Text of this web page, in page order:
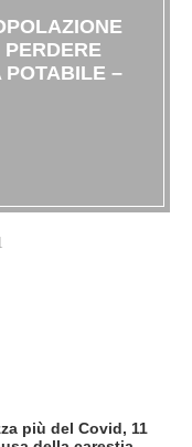
POTABILE –
più del Covid, 11